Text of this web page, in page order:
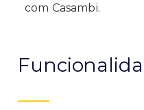
com Casambi.